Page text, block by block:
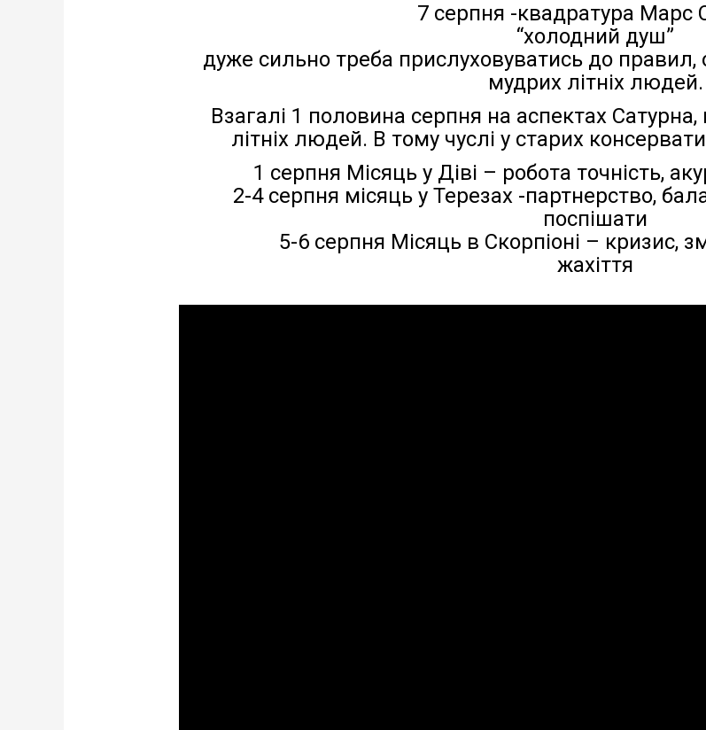
7 серпня -квадратура Марс
“холодний душ”
дуже сильно треба прислуховуватись до правил,
мудрих літніх людей.
Взагалі 1 половина серпня на аспектах
літніх людей. В тому чуслі у старих
1 серпня Місяць у Діві – робота точність,
2-4 серпня місяць у Терезах -партнерство,
поспішати
5-6 серпня Місяць в Скорпіоні – кризис,
жахіття